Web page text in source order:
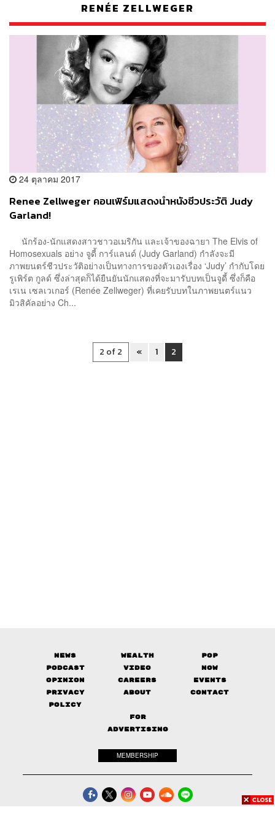
RENÉE ZELLWEGER
24 ตุลาคม 2017
Renee Zellweger คอนเฟิร์มแสดงนำหนังชีวประวัติ Judy
Garland!
นักร้อง-นักแสดงสาวชาวอเมริกัน และเจ้าของฉายา The Elvis of
Homosexuals อย่าง จูดี้ การ์แลนด์ (Judy Garland) กำลังจะมี
ภาพยนตร์ชีวประวัติอย่างเป็นทางการของตัวเองเรื่อง ‘Judy’ กำกับโดย
รูเพิร์ต กูลด์ ซึ่งล่าสุดก็ได้ยืนยันนักแสดงที่จะมารับบทเป็นจูดี้ ซึ่งก็คือ
เรเน เซลเวเกอร์ (Renée Zellweger) ที่เคยรับบทในภาพยนตร์แนว
มิวสิคัลอย่าง Ch...
2 of 2 « 1 2
News Wealth
Pop
Podcast
Video
Now
Opinion
Careers
Events
Privacy
Policy
About Contact
FOR
ADVERTISING
MEMBERSHIP